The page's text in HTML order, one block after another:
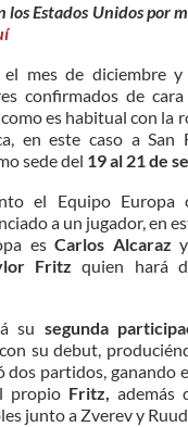
Estados Unidos por
el mes de diciembre
confirmados de
es habitual con la
en este caso a San
sede del 19 al 21 de
el Equipo Europa
a un jugador, en
esCarlos Alcaraz
Fritz quien hará
su segunda
su debut,
dos partidos, ganando
propio Fritz, además
junto a Zverev y